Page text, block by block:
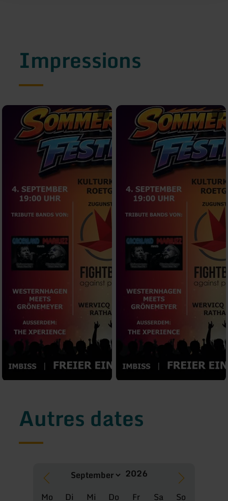
Impressions
Autres dates
Mo Di Mi Do Fr Sa So